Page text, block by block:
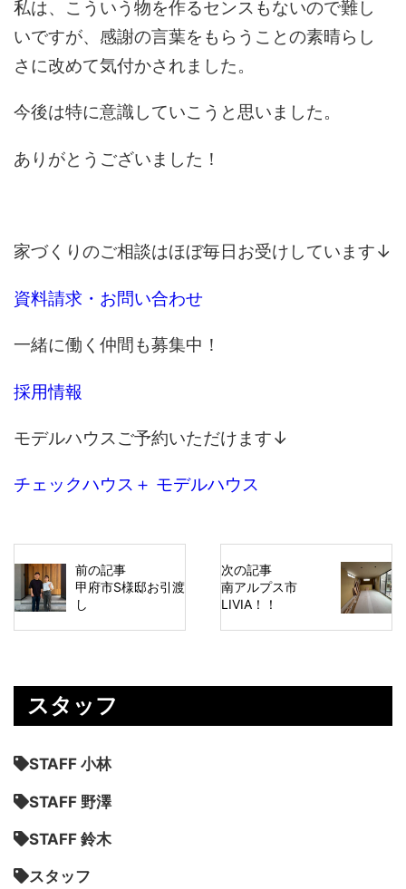
私は、こういう物を作るセンスもないので難し
いですが、感謝の言葉をもらうことの素晴らし
さに改めて気付かされました。
今後は特に意識していこうと思いました。
ありがとうございました！
家づくりのご相談はほぼ毎日お受けしています↓
資料請求・お問い合わせ
一緒に働く仲間も募集中！
採用情報
モデルハウスご予約いただけます↓
チェックハウス＋ モデルハウス
前の記事
甲府市S様邸お引渡
し
次の記事
南アルプス市
LIVIA！！
スタッフ
STAFF 小林
STAFF 野澤
STAFF 鈴木
スタッフ